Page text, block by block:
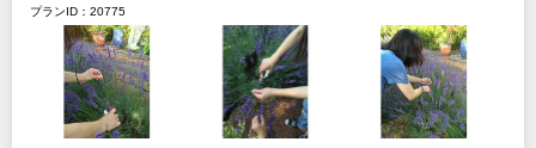
プランID：20775